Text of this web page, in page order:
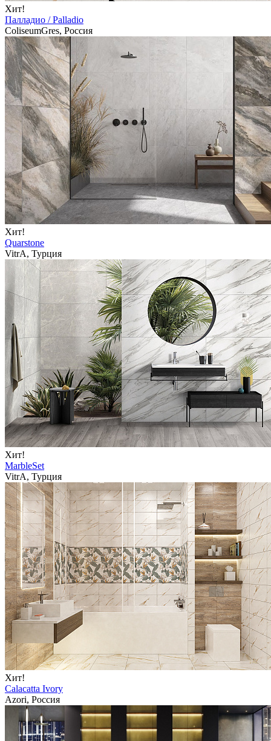
Хит!
Палладио / Palladio
ColiseumGres, Россия
Хит!
Quarstone
VitrA, Турция
Хит!
MarbleSet
VitrA, Турция
Хит!
Calacatta Ivory
Azori, Россия